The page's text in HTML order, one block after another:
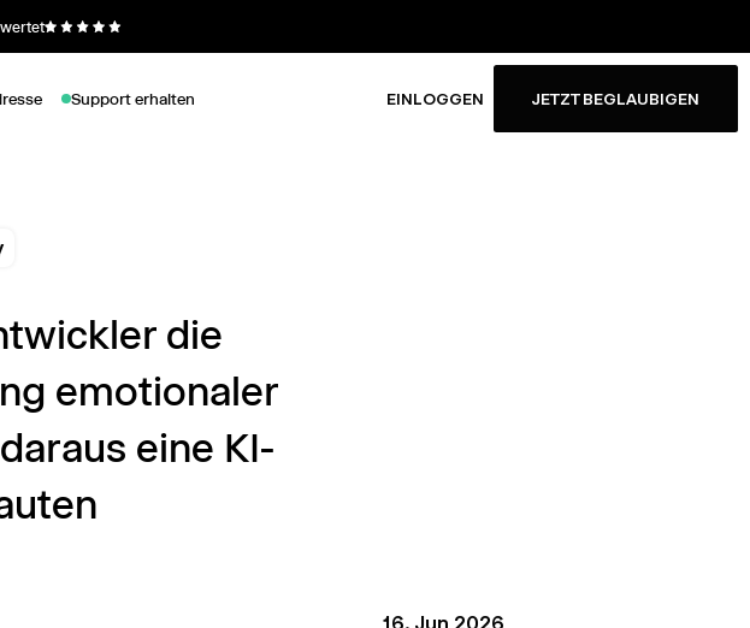
Support erhalten EINLOGGEN JETZT BEGLAUBIGEN
die
emotionaler
eine KI-
16. Jun 2026